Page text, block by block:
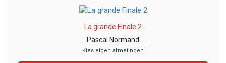
La grande Finale 2
Pascal Normand
Kies eigen afmetingen